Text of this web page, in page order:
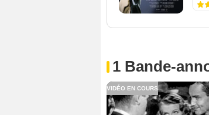
1 Bande-
VIDÉO EN COURS